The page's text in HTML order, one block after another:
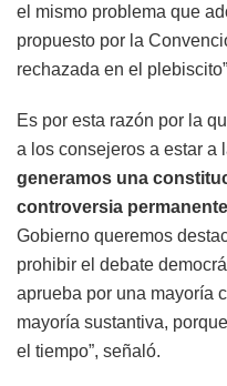
el mismo problema que
propuesto por la
rechazada en el
Es por esta razón por la
a los consejeros a estar a
generamos una
controversia
Gobierno queremos
prohibir el debate
aprueba por una mayoría
mayoría sustantiva,
el tiempo”, señaló.